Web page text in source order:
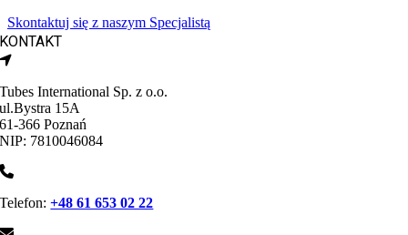
Skontaktuj się z naszym Specjalistą
KONTAKT
Tubes International Sp. z o.o.
ul.Bystra 15A
61-366 Poznań
NIP: 7810046084
Telefon:+48 61 653 02 22